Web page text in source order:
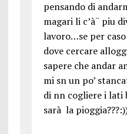
pensando di
magari li c’à¨ piu
lavoro…se per
dove cercare
sapere che andar
mi sn un po’
di nn cogliere i
sarà la